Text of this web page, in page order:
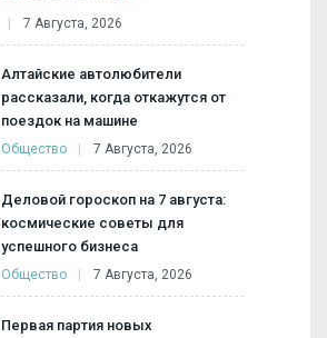
7 Августа, 2026
Алтайские автолюбители
рассказали, когда откажутся от
поездок на машине
Общество 7 Августа, 2026
Деловой гороскоп на 7 августа:
космические советы для
успешного бизнеса
Общество 7 Августа, 2026
Первая партия новых